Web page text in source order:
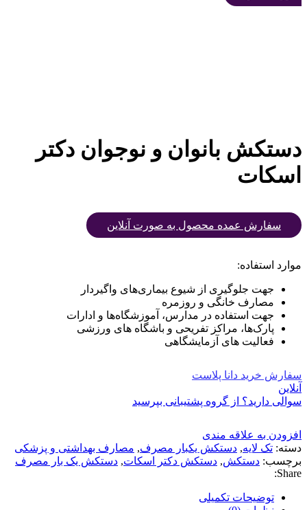
دستکش بانوان و نوجوان دکتر
اسکات
سفارش عمده محصول به صورت آنلاین
موارد استفاده:
جهت جلوگیری از شیوع بیماری‌های واگیردار
مصارف خانگی و روزمره
جهت استفاده در مدارس، آموزشگاه‌ها و ادارات
پارک‌ها، مراکز تفریحی و باشگاه های ورزشی
فعالیت های آزمایشگاهی
سفارش خرید دانا پلاست
آنلاین
سوالی دارید؟ از گروه پشتیبانی بپرسید
افزودن به علاقه مندی
دسته: تک لایه, دستکش یکبار مصرف, مصارف بهداشتی و پزشکی
برچسب: دستکش, دستکش دکتر اسکات, دستکش یک بار مصرف
Share:
توضیحات تکمیلی